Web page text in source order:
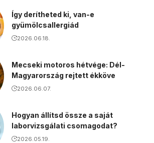
Így derítheted ki, van-e
gyümölcsallergiád
2026.06.18.
Mecseki motoros hétvége: Dél-
Magyarország rejtett ékköve
2026.06.07.
Hogyan állítsd össze a saját
laborvizsgálati csomagodat?
2026.05.19.